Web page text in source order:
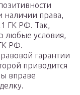
наличии права,
ГК РФ. Так,
любые условия,
РФ.
гарантии
приводится
вправе